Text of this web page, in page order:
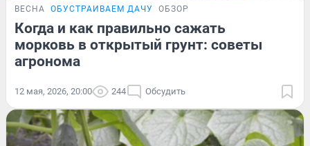
ВЕСНА ОБУСТРАИВАЕМ ДАЧУ ОБЗОР
Когда и как правильно сажать
морковь в открытый грунт: советы
агронома
12 мая, 2026, 20:00 244 Обсудить